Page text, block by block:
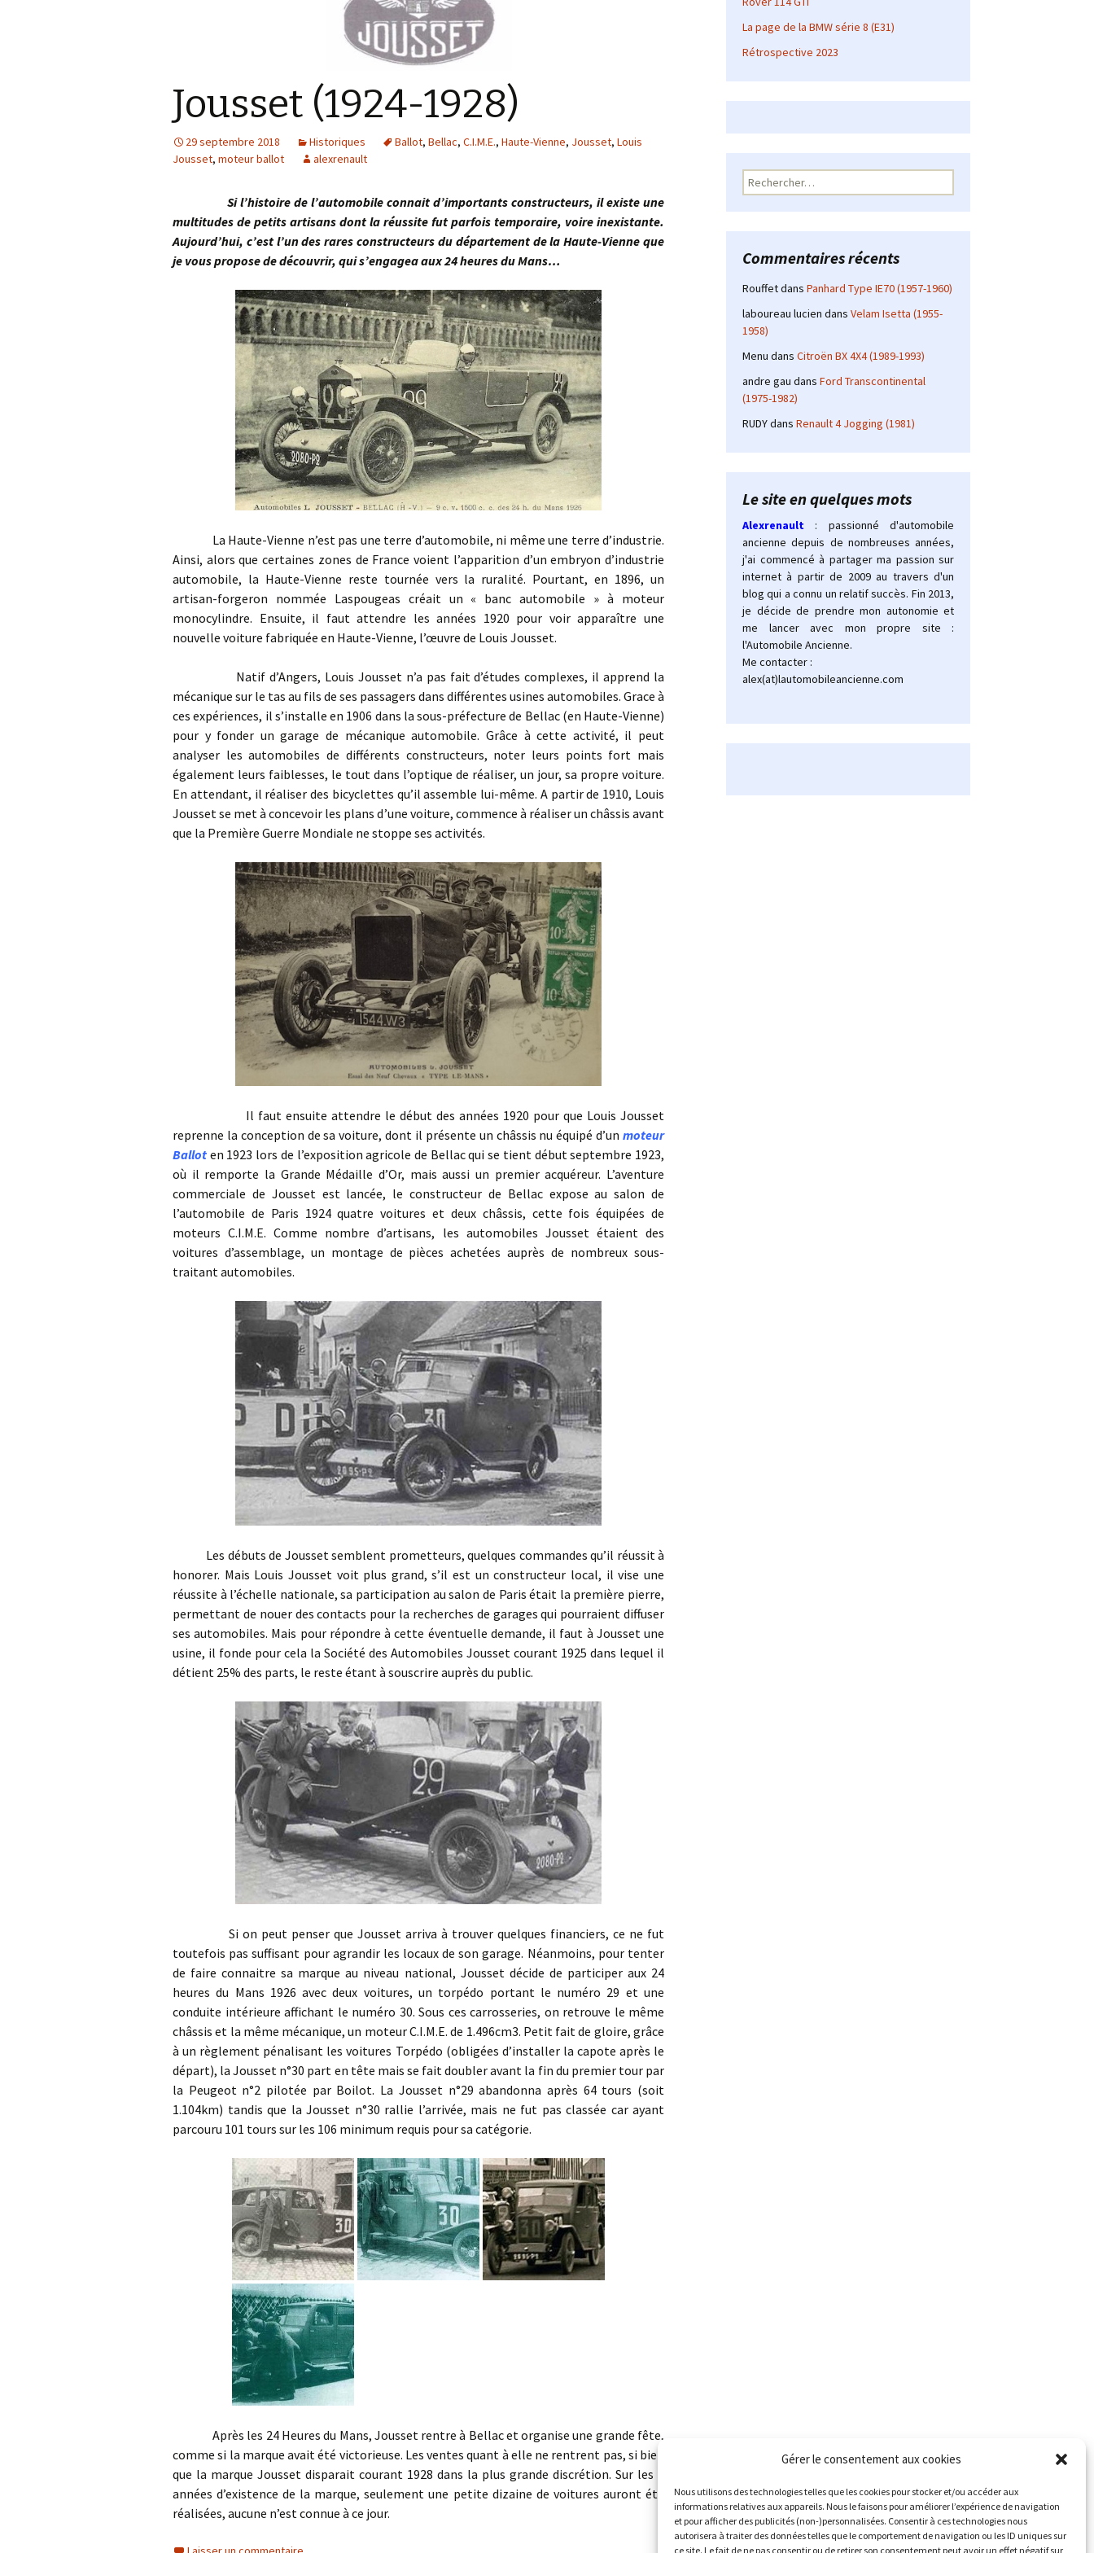
Gérer le consentement aux cookies
Nous utilisons des technologies telles que les cookies pour stocker et/ou accéder aux
informations relatives aux appareils. Nous le faisons pour améliorer l’expérience de navigation
et pour afficher des publicités (non-)personnalisées. Consentir à ces technologies nous
autorisera à traiter des données telles que le comportement de navigation ou les ID uniques sur
ce site. Le fait de ne pas consentir ou de retirer son consentement peut avoir un effet négatif sur
Jousset (1924-1928)
29 septembre 2018 Historiques Ballot, Bellac, C.I.M.E., Haute-Vienne, Jousset, Louis
Jousset, moteur ballot alexrenault
Si l’histoire de l’automobile connait d’importants constructeurs, il existe une
multitudes de petits artisans dont la réussite fut parfois temporaire, voire inexistante.
Aujourd’hui, c’est l’un des rares constructeurs du département de la Haute-Vienne que
je vous propose de découvrir, qui s’engagea aux 24 heures du Mans…
La Haute-Vienne n’est pas une terre d’automobile, ni même une terre d’industrie.
Ainsi, alors que certaines zones de France voient l’apparition d’un embryon d’industrie
automobile, la Haute-Vienne reste tournée vers la ruralité. Pourtant, en 1896, un
artisan-forgeron nommée Laspougeas créait un « banc automobile » à moteur
monocylindre. Ensuite, il faut attendre les années 1920 pour voir apparaître une
nouvelle voiture fabriquée en Haute-Vienne, l’œuvre de Louis Jousset.
Natif d’Angers, Louis Jousset n’a pas fait d’études complexes, il apprend la
mécanique sur le tas au fils de ses passagers dans différentes usines automobiles. Grace à
ces expériences, il s’installe en 1906 dans la sous-préfecture de Bellac (en Haute-Vienne)
pour y fonder un garage de mécanique automobile. Grâce à cette activité, il peut
analyser les automobiles de différents constructeurs, noter leurs points fort mais
également leurs faiblesses, le tout dans l’optique de réaliser, un jour, sa propre voiture.
En attendant, il réaliser des bicyclettes qu’il assemble lui-même. A partir de 1910, Louis
Jousset se met à concevoir les plans d’une voiture, commence à réaliser un châssis avant
que la Première Guerre Mondiale ne stoppe ses activités.
Il faut ensuite attendre le début des années 1920 pour que Louis Jousset
reprenne la conception de sa voiture, dont il présente un châssis nu équipé d’un moteur
Ballot en 1923 lors de l’exposition agricole de Bellac qui se tient début septembre 1923,
où il remporte la Grande Médaille d’Or, mais aussi un premier acquéreur. L’aventure
commerciale de Jousset est lancée, le constructeur de Bellac expose au salon de
l’automobile de Paris 1924 quatre voitures et deux châssis, cette fois équipées de
moteurs C.I.M.E. Comme nombre d’artisans, les automobiles Jousset étaient des
voitures d’assemblage, un montage de pièces achetées auprès de nombreux sous-
traitant automobiles.
Les débuts de Jousset semblent prometteurs, quelques commandes qu’il réussit à
honorer. Mais Louis Jousset voit plus grand, s’il est un constructeur local, il vise une
réussite à l’échelle nationale, sa participation au salon de Paris était la première pierre,
permettant de nouer des contacts pour la recherches de garages qui pourraient diffuser
ses automobiles. Mais pour répondre à cette éventuelle demande, il faut à Jousset une
usine, il fonde pour cela la Société des Automobiles Jousset courant 1925 dans lequel il
détient 25% des parts, le reste étant à souscrire auprès du public.
Si on peut penser que Jousset arriva à trouver quelques financiers, ce ne fut
toutefois pas suffisant pour agrandir les locaux de son garage. Néanmoins, pour tenter
de faire connaitre sa marque au niveau national, Jousset décide de participer aux 24
heures du Mans 1926 avec deux voitures, un torpédo portant le numéro 29 et une
conduite intérieure affichant le numéro 30. Sous ces carrosseries, on retrouve le même
châssis et la même mécanique, un moteur C.I.M.E. de 1.496cm3. Petit fait de gloire, grâce
à un règlement pénalisant les voitures Torpédo (obligées d’installer la capote après le
départ), la Jousset n°30 part en tête mais se fait doubler avant la fin du premier tour par
la Peugeot n°2 pilotée par Boilot. La Jousset n°29 abandonna après 64 tours (soit
1.104km) tandis que la Jousset n°30 rallie l’arrivée, mais ne fut pas classée car ayant
parcouru 101 tours sur les 106 minimum requis pour sa catégorie.
Après les 24 Heures du Mans, Jousset rentre à Bellac et organise une grande fête,
comme si la marque avait été victorieuse. Les ventes quant à elle ne rentrent pas, si bien
que la marque Jousset disparait courant 1928 dans la plus grande discrétion. Sur les 4
années d’existence de la marque, seulement une petite dizaine de voitures auront été
réalisées, aucune n’est connue à ce jour.
La page de la BMW série 8 (E31)
Rétrospective 2023
Rechercher :
Commentaires récents
Rouffetdans Panhard Type IE70 (1957-1960)
laboureau lucien dans Velam Isetta (1955-
1958)
Menu dans Citroën BX 4X4 (1989-1993)
andre gau dans Ford Transcontinental
(1975-1982)
RUDYdans Renault 4 Jogging (1981)
Le site en quelques mots
Alexrenault
: passionné d'automobile
ancienne depuis de nombreuses années,
j'ai commencé à partager ma passion sur
internet à partir de 2009 au travers d'un
blog qui a connu un relatif succès. Fin 2013,
je décide de prendre mon autonomie et
me lancer avec mon propre site :
l'Automobile Ancienne.
Me contacter :
alex(at)lautomobileancienne.com